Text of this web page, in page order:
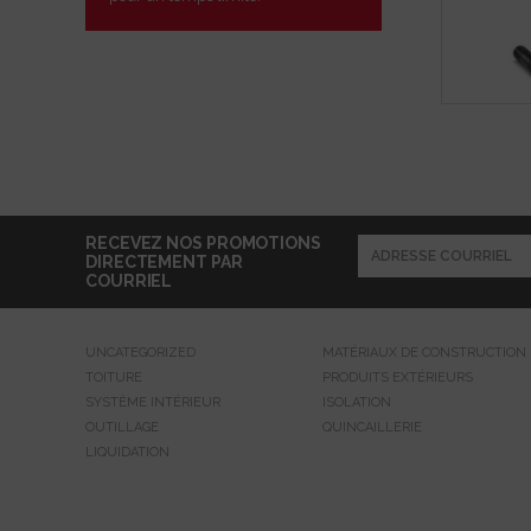
RECEVEZ NOS PROMOTIONS
DIRECTEMENT PAR
COURRIEL
UNCATEGORIZED
MATÉRIAUX DE CONSTRUCTION
TOITURE
PRODUITS EXTÉRIEURS
SYSTÈME INTÉRIEUR
ISOLATION
OUTILLAGE
QUINCAILLERIE
LIQUIDATION